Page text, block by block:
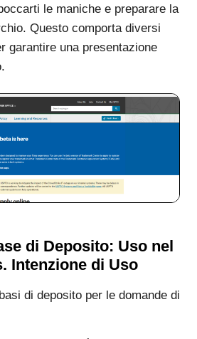
le maniche e preparare la
Questo comporta diversi
garantire una presentazione
di Deposito: Uso nel
Intenzione di Uso
di deposito per le domande di